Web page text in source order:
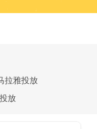
拉雅投放
放